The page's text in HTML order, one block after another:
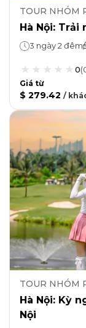
TOUR NHÓM
Hà Nội: Trải
3 ngày 2 đêm
0(
Giá từ
$ 279.42 /
TOUR NHÓM
Hà Nội: Kỳ
Nội